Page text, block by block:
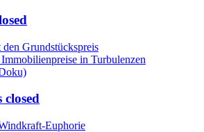
Grundstückspreis
in Turbulenzen
Euphorie